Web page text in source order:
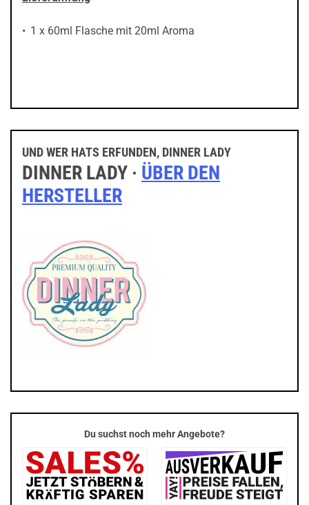
1 x 60ml Flasche mit 20ml Aroma
UND WER HATS ERFUNDEN, DINNER LADY
DINNER LADY · ÜBER DEN
HERSTELLER
Du suchst noch mehr Angebote?